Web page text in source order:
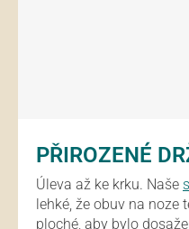
PŘIROZENÉ
Úleva až ke krku. Naše
lehké, že obuv na noze
ploché, aby bylo